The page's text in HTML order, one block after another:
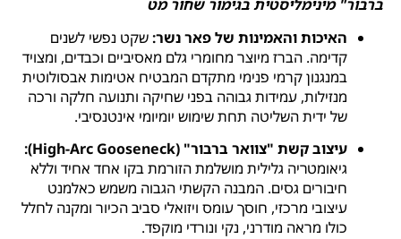
ברבור" מינימליסטית בגימור שחור מט
האיכות והאמינות של פאר נשר:שקט נפשי לשנים
קדימה. הברז מיוצר מחומרי גלם מאסיביים וכבדים, ומצויד
במנגנון קרמי פנימי מתקדם המבטיח אטימות אבסולוטית
מנזילות, עמידות גבוהה בפני שחיקה ותנועה חלקה ורכה
של ידית השליטה תחת שימוש יומיומי אינטנסיבי.
עיצוב קשת "צוואר ברבור" (High-Arc Gooseneck):
גיאומטריה גלילית מושלמת הזורמת בקו אחד אחיד וללא
חיבורים גסים. המבנה הקשתי הגבוה משמש כאלמנט
עיצובי מרכזי, חוסך עומס ויזואלי סביב הכיור ומקנה לחלל
כולו מראה מודרני, נקי ונורדי מוקפד.